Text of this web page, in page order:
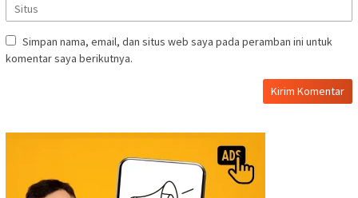
Simpan nama, email, dan situs web saya pada peramban ini untuk
komentar saya berikutnya.